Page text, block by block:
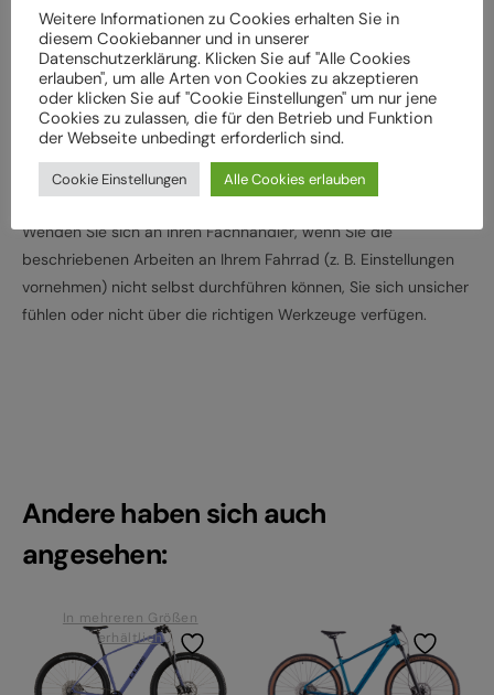
überprüft werden
Lassen Sie das Fahrrad entsprechend den
Herstellervorgaben regelmäßig von einem Fachbetrieb
überprüfen und warten, um Gefährdungen, z. B.
verschleißbedingt, zu vermeiden
Halten Sie die angegebenen Drehmomente (Nm) für die
Montage von Bauteilen ein
Wenden Sie sich an Ihren Fachhändler, wenn Sie die
beschriebenen Arbeiten an Ihrem Fahrrad (z. B. Einstellungen
vornehmen) nicht selbst durchführen können, Sie sich unsicher
fühlen oder nicht über die richtigen Werkzeuge verfügen.
Andere haben sich auch
angesehen:
In mehreren Größen
erhältlich
Weitere Informationen zu Cookies erhalten Sie in
diesem Cookiebanner und in unserer
Datenschutzerklärung. Klicken Sie auf "Alle Cookies
erlauben", um alle Arten von Cookies zu akzeptieren
oder klicken Sie auf "Cookie Einstellungen" um nur jene
Cookies zu zulassen, die für den Betrieb und Funktion
der Webseite unbedingt erforderlich sind.
Cookie Einstellungen Alle Cookies erlauben